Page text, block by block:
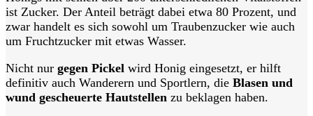
ist Zucker. Der Anteil beträgt dabei etwa 80 Prozent, und
zwar handelt es sich sowohl um Traubenzucker wie auch
um Fruchtzucker mit etwas Wasser.
Nicht nur gegen Pickel wird Honig eingesetzt, er hilft
definitiv auch Wanderern und Sportlern, die Blasen und
wund gescheuerte Hautstellen zu beklagen haben.